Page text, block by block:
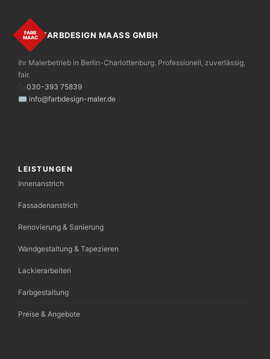
FARB
MAAС
FARBDESIGN MAASS GMBH
Ihr Malerbetrieb in Berlin-Charlottenburg. Professionell, zuverlässig,
fair.
030-393 75839
✉ info@farbdesign-maler.de
LEISTUNGEN
Innenanstrich
Fassadenanstrich
Renovierung & Sanierung
Wandgestaltung & Tapezieren
Lackierarbeiten
Farbgestaltung
Preise & Angebote